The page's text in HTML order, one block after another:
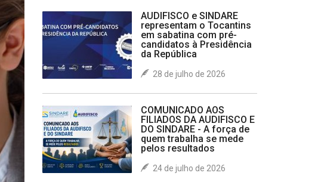
AUDIFISCO e SINDARE
representam o Tocantins
em sabatina com pré-
candidatos à Presidência
da República
28 de julho de 2026
COMUNICADO AOS
FILIADOS DA AUDIFISCO E
DO SINDARE - A força de
quem trabalha se mede
pelos resultados
24 de julho de 2026